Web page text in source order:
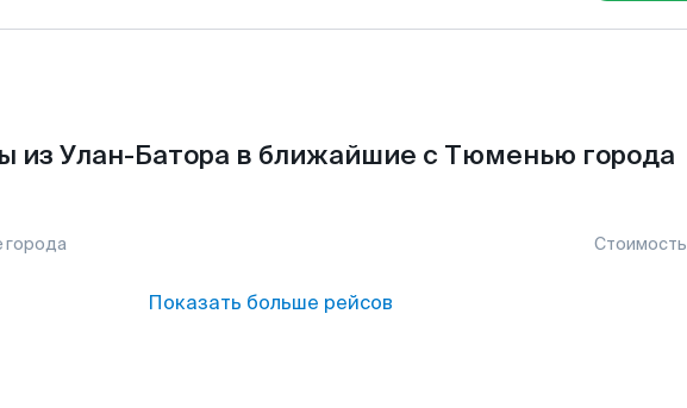
из Улан-Батора в ближайшие с Тюменью города
города Стоимость
Показать больше рейсов